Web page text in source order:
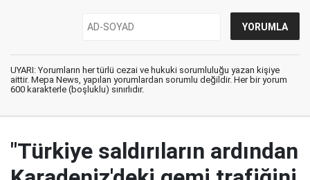
UYARI: Yorumların her türlü cezai ve hukuki sorumluluğu yazan kişiye
aittir. Mepa News, yapılan yorumlardan sorumlu değildir. Her bir yorum
600 karakterle (boşluklu) sınırlıdır.
"Türkiye saldırıların ardından